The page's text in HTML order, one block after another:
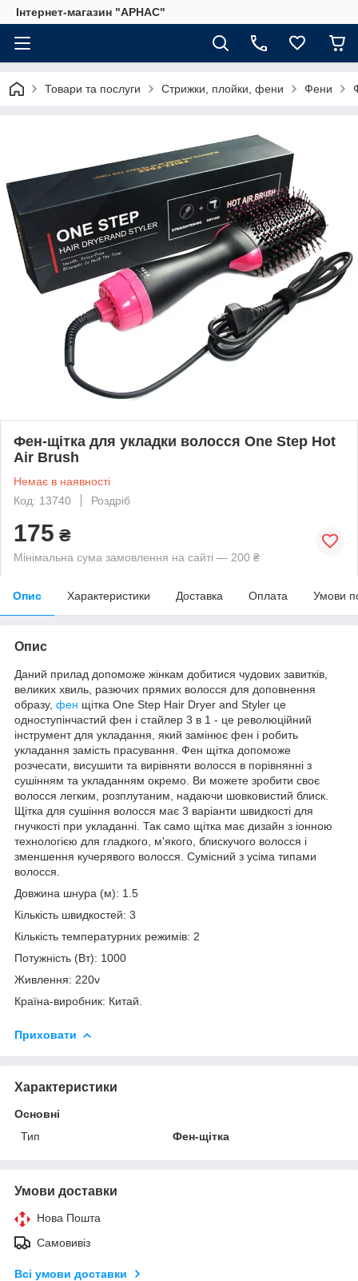
Інтернет-магазин "АРНАС"
Товари та послуги Стрижки, плойки, фени Фени
Фен-щітка для укладки волосся One Step Hot
Air Brush
Немає в наявності
Код: 13740
Роздріб
175 ₴
Мінімальна сума замовлення на сайті — 200 ₴
Опис Характеристики Доставка Оплата Умови
Опис
Даний прилад допоможе жінкам добитися чудових завитків,
великих хвиль, разючих прямих волосся для доповнення
образу, фен щітка One Step Hair Dryer and Styler це
одноступінчастий фен і стайлер 3 в 1 - це революційний
інструмент для укладання, який замінює фен і робить
укладання замість прасування. Фен щітка допоможе
розчесати, висушити та вирівняти волосся в порівнянні з
сушінням та укладанням окремо. Ви можете зробити своє
волосся легким, розплутаним, надаючи шовковистий блиск.
Щітка для сушіння волосся має 3 варіанти швидкості для
гнучкості при укладанні. Так само щітка має дизайн з іонною
технологією для гладкого, м'якого, блискучого волосся і
зменшення кучерявого волосся. Сумісний з усіма типами
волосся.
Довжина шнура (м): 1.5
Кількість швидкостей: 3
Кількість температурних режимів: 2
Потужність (Вт): 1000
Живлення: 220v
Країна-виробник: Китай.
Приховати
Характеристики
Основні
Тип
Фен-щітка
Умови доставки
Нова Пошта
Самовивіз
Всі умови доставки